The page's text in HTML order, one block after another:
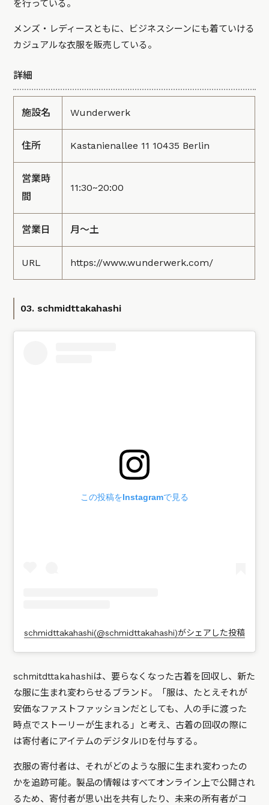
を行っている。
メンズ・レディースともに、ビジネスシーンにも着ていける
カジュアルな衣服を販売している。
詳細
施設名 Wunderwerk
住所 Kastanienallee 11 10435 Berlin
営業時
間
11:30~20:00
営業日 月～土
URL https://www.wunderwerk.com/
03. schmidttakahashi
この投稿をInstagramで見る
schmidttakahashi(@schmidttakahashi)がシェアした投稿
schmitdttakahashiは、要らなくなった古着を回収し、新た
な服に生まれ変わらせるブランド。「服は、たとえそれが
安価なファストファッションだとしても、人の手に渡った
時点でストーリーが生まれる」と考え、古着の回収の際に
は寄付者にアイテムのデジタルIDを付与する。
衣服の寄付者は、それがどのような服に生まれ変わったの
かを追跡可能。製品の情報はすべてオンライン上で公開され
るため、寄付者が思い出を共有したり、未来の所有者がコ